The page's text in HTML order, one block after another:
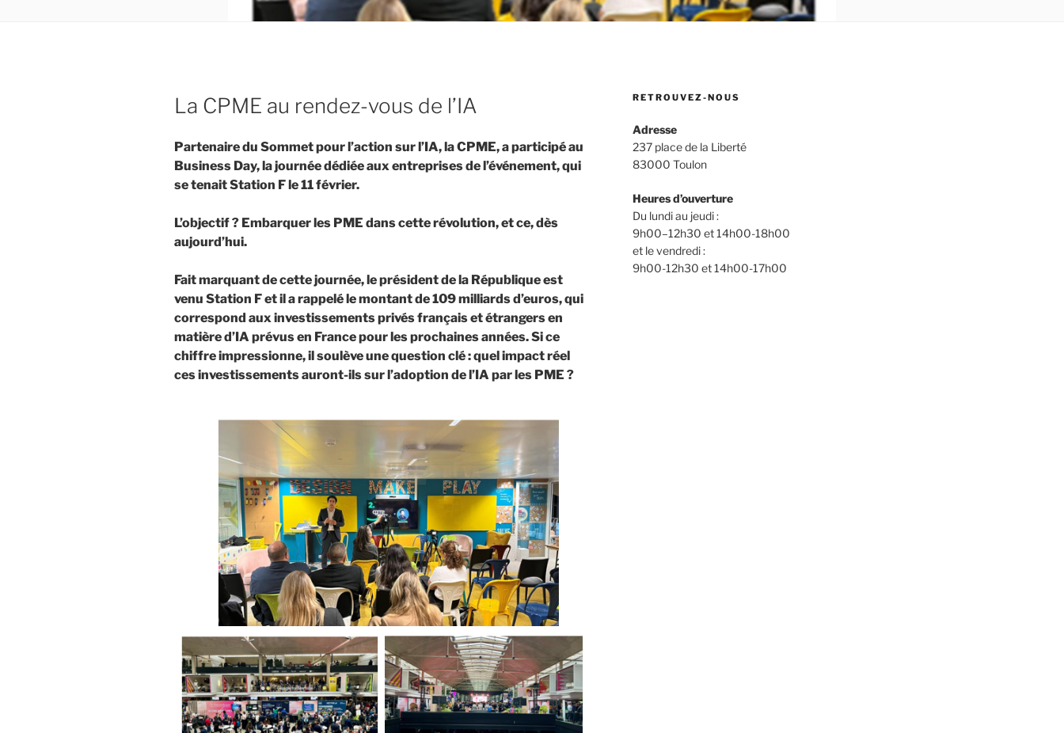
La CPME au rendez-vous de l’IA
Partenaire du Sommet pour l’action sur l’IA, la CPME, a participé au
Business Day, la journée dédiée aux entreprises de l’événement, qui
se tenait Station F le 11 février.
L’objectif ? Embarquer les PME dans cette révolution, et ce, dès
aujourd’hui.
Fait marquant de cette journée, le président de la République est
venu Station F et il a rappelé le montant de 109 milliards d’euros, qui
correspond aux investissements privés français et étrangers en
matière d’IA prévus en France pour les prochaines années. Si ce
chiffre impressionne, il soulève une question clé : quel impact réel
ces investissements auront-ils sur l’adoption de l’IA par les PME ?
RETROUVEZ-NOUS
Adresse
237 place de la Liberté
83000 Toulon
Heures d’ouverture
Du lundi au jeudi :
9h00–12h30 et 14h00-18h00
et le vendredi :
9h00-12h30 et 14h00-17h00